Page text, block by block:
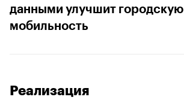
данными улучшит городскую
мобильность
Реализация